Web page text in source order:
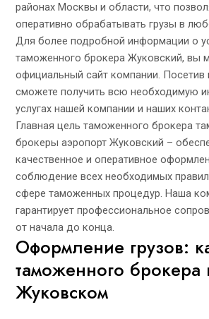
районах Москвы и области, что
оперативно обрабатывать грузы в
Для более подробной информации о
таможенного брокера Жуковский, вы
официальный сайт компании. Посетив
сможете получить всю необходимую
услугах нашей компании и наших
Главная цель таможенного брокера
брокеры аэропорт Жуковский –
качественное и оперативное
соблюдение всех необходимых
сфере таможенных процедур. Наша
гарантирует профессиональное
от начала до конца.
Оформление грузов:
таможенного брокера
Жуковском